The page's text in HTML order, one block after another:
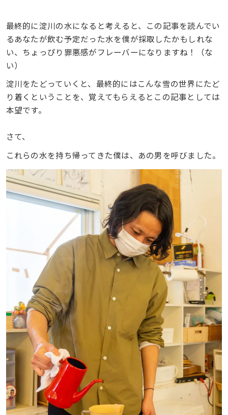
最終的に淀川の水になると考えると、この記事を読んでい
るあなたが飲む予定だった水を僕が採取したかもしれな
い、ちょっぴり罪悪感がフレーバーになりますね！（な
い）
淀川をたどっていくと、最終的にはこんな雪の世界にたど
り着くということを、覚えてもらえるとこの記事としては
本望です。
さて、
これらの水を持ち帰ってきた僕は、あの男を呼びました。